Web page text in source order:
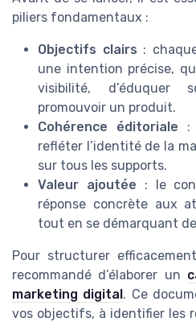
piliers fondamentaux :
Objectifs clairs :
une intention précise,
visibilité,
promouvoir un produit.
Cohérence éditoriale :
refléter l’identité de la
sur tous les supports.
Valeur ajoutée : le
réponse concrète aux
tout en se démarquant
Pour structurer
recommandé d’élaborer un
marketing digital. Ce
vos objectifs, à identifier les